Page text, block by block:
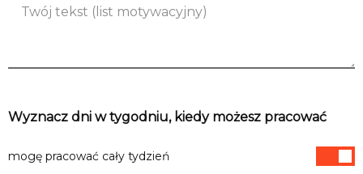
Informacje
Wyznacz dni w tygodniu, kiedy możesz pracować
mogę pracować cały tydzień